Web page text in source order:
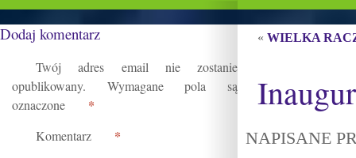
« WIELKA
NAPISANE
Dodaj komentarz
Twój adres email nie zostanie
opublikowany.
Wymagane pola są
oznaczone
*
Komentarz *